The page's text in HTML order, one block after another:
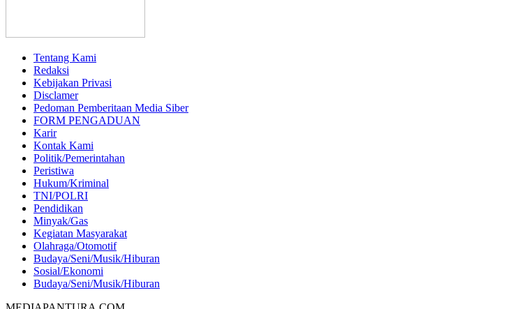
Tentang Kami
Redaksi
Kebijakan Privasi
Disclamer
Pedoman Pemberitaan Media Siber
FORM PENGADUAN
Karir
Kontak Kami
Politik/Pemerintahan
Peristiwa
Hukum/Kriminal
TNI/POLRI
Pendidikan
Minyak/Gas
Kegiatan Masyarakat
Olahraga/Otomotif
Budaya/Seni/Musik/Hiburan
Sosial/Ekonomi
Budaya/Seni/Musik/Hiburan